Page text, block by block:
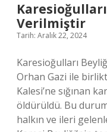
Verilmiştir
Tarih: Aralık 22, 2024
Karesioğulları
Orhan Gazi ile
Kalesi’ne sığınan
öldürüldü. Bu
halkın ve ileri